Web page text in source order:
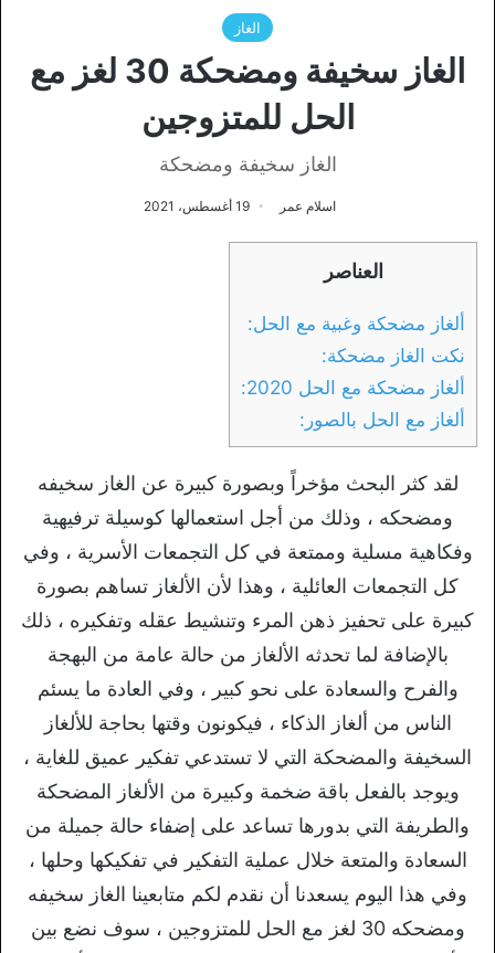
الغاز
الغاز سخيفة ومضحكة 30 لغز مع
الحل للمتزوجين
الغاز سخيفة ومضحكة
اسلام عمر 19 أغسطس، 2021
العناصر
ألغاز مضحكة وغبية مع الحل:
نكت الغاز مضحكة:
ألغاز مضحكة مع الحل 2020:
ألغاز مع الحل بالصور:
لقد كثر البحث مؤخراً وبصورة كبيرة عن الغاز سخيفه
ومضحكه ، وذلك من أجل استعمالها كوسيلة ترفيهية
وفكاهية مسلية وممتعة في كل التجمعات الأسرية ، وفي
كل التجمعات العائلية ، وهذا لأن الألغاز تساهم بصورة
كبيرة على تحفيز ذهن المرء وتنشيط عقله وتفكيره ، ذلك
بالإضافة لما تحدثه الألغاز من حالة عامة من البهجة
والفرح والسعادة على نحو كبير ، وفي العادة ما يسئم
الناس من ألغاز الذكاء ، فيكونون وقتها بحاجة للألغاز
السخيفة والمضحكة التي لا تستدعي تفكير عميق للغاية ،
ويوجد بالفعل باقة ضخمة وكبيرة من الألغاز المضحكة
والطريفة التي بدورها تساعد على إضفاء حالة جميلة من
السعادة والمتعة خلال عملية التفكير في تفكيكها وحلها ،
وفي هذا اليوم يسعدنا أن نقدم لكم متابعينا الغاز سخيفه
ومضحكه 30 لغز مع الحل للمتزوجين ، سوف نضع بين